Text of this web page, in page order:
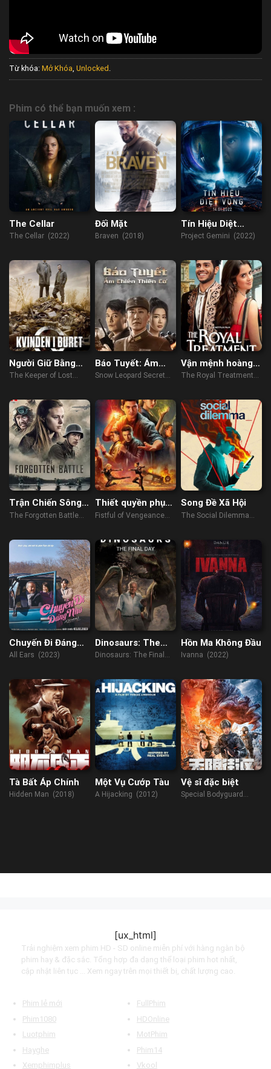
Từ khóa: Mở Khóa, Unlocked .
Phim có thể bạn muốn xem :
The Cellar
The Cellar (2022)
Đối Mặt
Braven (2018)
Tín Hiệu Diệt
Vong
Project Gemini (2022)
Người Giữ Bằng
Chứng
The Keeper of Lost
Báo Tuyết: Ám
Chiến Thiên Cơ
Snow Leopard Secret
Vận mệnh hoàng
gia
The Royal Treatment
Trận Chiến Sông
Scheldt
The Forgotten Battle
Thiết quyền phục
thù
Fistful of Vengeance
Song Đề Xã Hội
The Social Dilemma
Chuyến Đi Đáng
Giá
All Ears (2023)
Dinosaurs: The
Final Day with
Attenborough
Dinosaurs: The Final
Attenborough (2022)
Hồn Ma Không Đầu
Ivanna (2022)
Tà Bất Áp Chính
Hidden Man (2018)
Một Vụ Cướp Tàu
A Hijacking (2012)
Vệ sĩ đặc biệt
Special Bodyguard